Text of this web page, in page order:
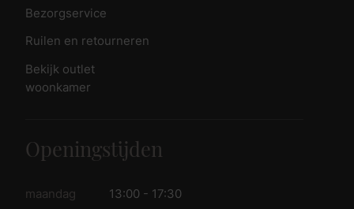
Bezorgservice
Ruilen en retourneren
Bekijk outlet
woonkamer
Openingstijden
maandag 13:00 - 17:30